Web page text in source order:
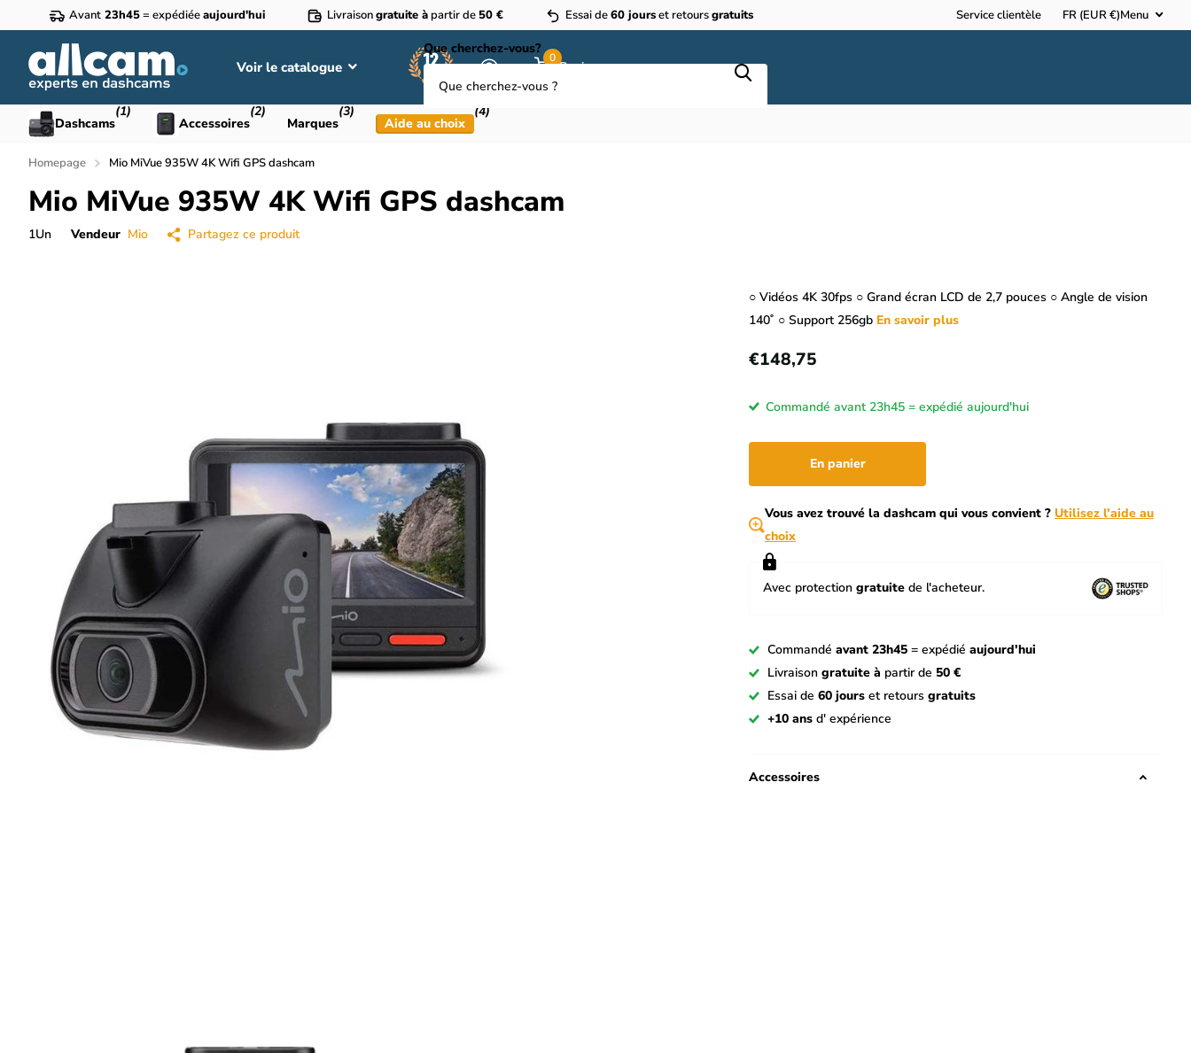
Avant 23h45= expédiéeaujourd'hui Livraisongratuite à partir de 50 € Essai de60 jourset retoursgratuits Service clientèle FR (EUR €)Menu
Voir le catalogue
Que cherchez-vous?
0
Panier
Dashcams
(1)
Accessoires
(2)
Marques
(3)
Aide au choix
(4)
Homepage Mio MiVue 935W 4K Wifi GPS dashcam
Mio MiVue 935W 4K Wifi GPS dashcam
1Un Vendeur Mio Partagez ce produit
○ Vidéos 4K 30fps ○ Grand écran LCD de 2,7 pouces ○ Angle de vision
140˚ ○ Support 256gb En savoir plus
€148,75
Commandé avant 23h45 = expédié aujourd'hui
En panier
Vous avez trouvé la dashcam qui vous convient ? Utilisez l'aide au
choix
Avec protection gratuite de l'acheteur.
Commandé avant 23h45 = expédié aujourd'hui
Livraison gratuite à partir de 50 €
Essai de 60 jours et retours gratuits
+10 ans d' expérience
Accessoires